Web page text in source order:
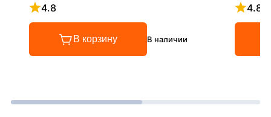
4.8
Рейтинг 4.8 из 5
В корзину В наличии
4.8